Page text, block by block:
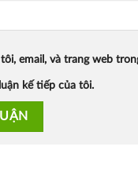
email, và trang web
kế tiếp của tôi.